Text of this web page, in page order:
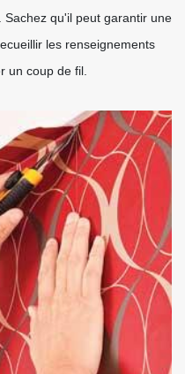
qu'il peut garantir une
les renseignements
un coup de fil.